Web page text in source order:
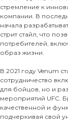
стремление к
компании. В
начала
стрит стайл, что
потребителей,
образ жизни.
В 2021 году Venum
сотрудничество
для бойцов, но и
мероприятий UFC.
качественной и
подчеркивая свой